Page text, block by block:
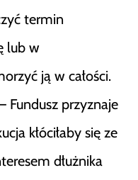
termin
lub w
ją w całości.
Fundusz przyznaje
kłóciłaby się ze
dłużnika